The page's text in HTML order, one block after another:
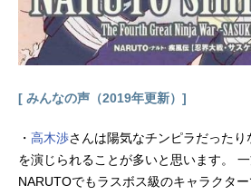
彩設計...
[ みんなの声（2019年更新）]
・ 高木渉さんは陽気なチンピラだった
を演じられることが多いと思います。
NARUTOでもラスボス級のキャラクタ